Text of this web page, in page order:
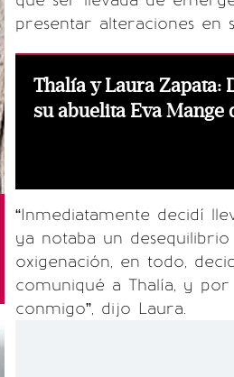
presentar alteraciones en
Thalía y Laura Zapata:
su abuelita Eva Mange
“Inmediatamente decidí
ya notaba un
oxigenación, en todo,
comuniqué a Thalía, y
conmigo”, dijo Laura.